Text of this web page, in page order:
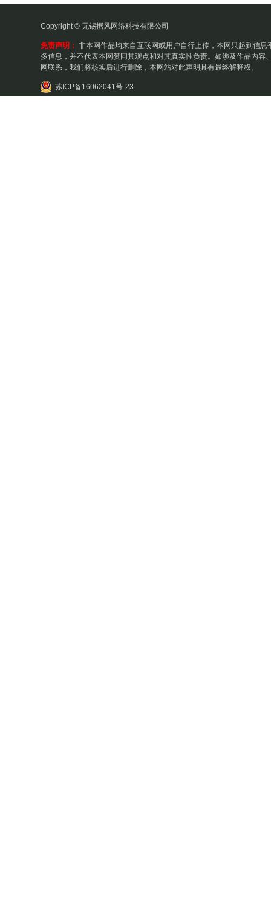
Copyright © 无锡据风网络科技有限公司
免责声明： 非本网作品均来自互联网或用户自行上传，本网只起到信息
多信息，并不代表本网赞同其观点和对其真实性负责。如涉及作品内容
网联系，我们将核实后进行删除，本网站对此声明具有最终解释权。
苏ICP备16062041号-23